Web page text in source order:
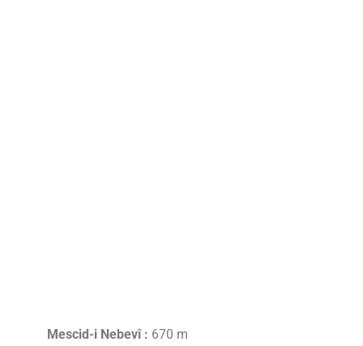
Mescid-i Nebevî : 670 m